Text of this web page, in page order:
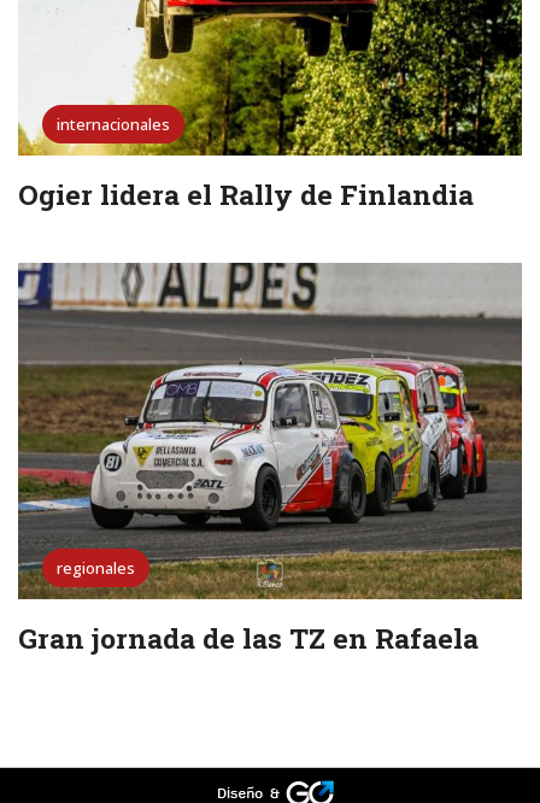
internacionales
Ogier lidera el Rally de Finlandia
regionales
Gran jornada de las TZ en Rafaela